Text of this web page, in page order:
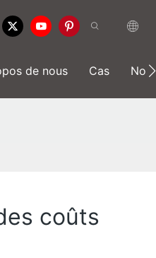
de nous Cas
coûts